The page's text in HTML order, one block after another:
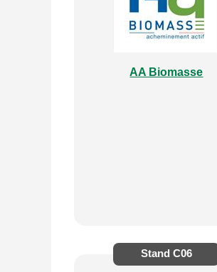
AA Biomasse
Stand C06